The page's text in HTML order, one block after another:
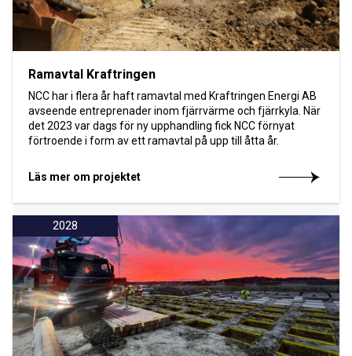
Ramavtal Kraftringen
NCC har i flera år haft ramavtal med Kraftringen Energi AB
avseende entreprenader inom fjärrvärme och fjärrkyla. När
det 2023 var dags för ny upphandling fick NCC förnyat
förtroende i form av ett ramavtal på upp till åtta år.
Läs mer om projektet
2028